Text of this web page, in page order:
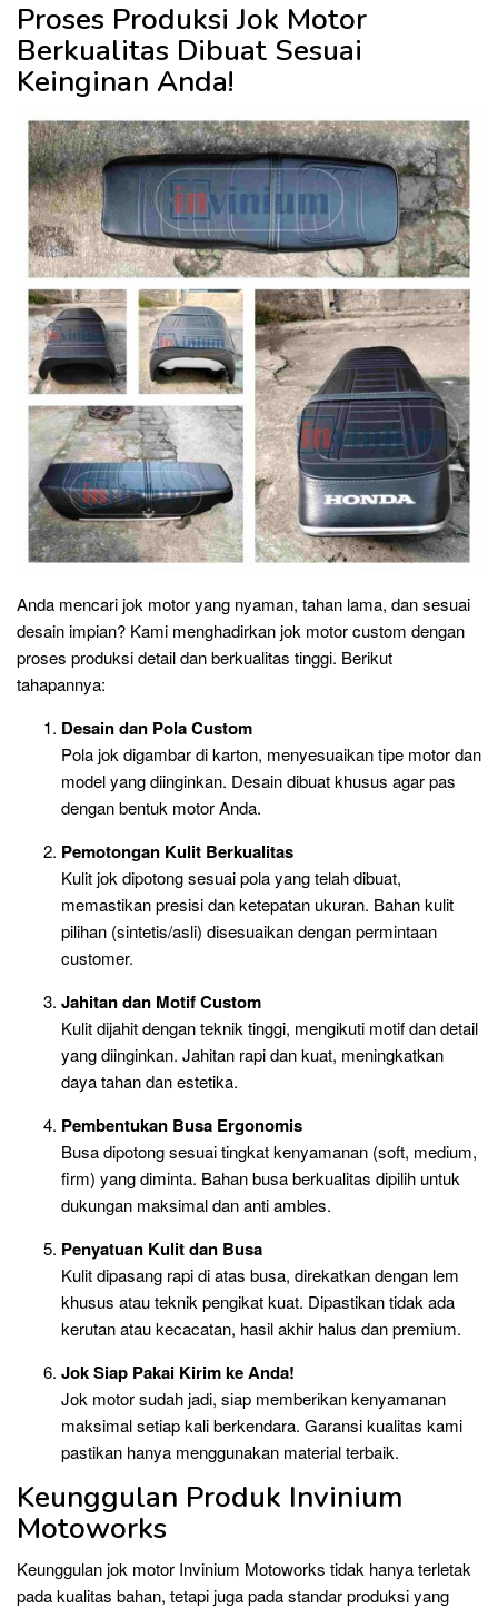
Proses Produksi Jok Motor
Berkualitas Dibuat Sesuai
Keinginan Anda!
Anda mencari jok motor yang nyaman, tahan lama, dan sesuai
desain impian? Kami menghadirkan jok motor custom dengan
proses produksi detail dan berkualitas tinggi. Berikut
tahapannya:
Desain dan Pola Custom
Pola jok digambar di karton, menyesuaikan tipe motor dan
model yang diinginkan. Desain dibuat khusus agar pas
dengan bentuk motor Anda.
Pemotongan Kulit Berkualitas
Kulit jok dipotong sesuai pola yang telah dibuat,
memastikan presisi dan ketepatan ukuran. Bahan kulit
pilihan (sintetis/asli) disesuaikan dengan permintaan
customer.
Jahitan dan Motif Custom
Kulit dijahit dengan teknik tinggi, mengikuti motif dan detail
yang diinginkan. Jahitan rapi dan kuat, meningkatkan
daya tahan dan estetika.
Pembentukan Busa Ergonomis
Busa dipotong sesuai tingkat kenyamanan (soft, medium,
firm) yang diminta. Bahan busa berkualitas dipilih untuk
dukungan maksimal dan anti ambles.
Penyatuan Kulit dan Busa
Kulit dipasang rapi di atas busa, direkatkan dengan lem
khusus atau teknik pengikat kuat. Dipastikan tidak ada
kerutan atau kecacatan, hasil akhir halus dan premium.
Jok Siap Pakai Kirim ke Anda!
Jok motor sudah jadi, siap memberikan kenyamanan
maksimal setiap kali berkendara. Garansi kualitas kami
pastikan hanya menggunakan material terbaik.
Keunggulan Produk Invinium
Motoworks
Keunggulan jok motor Invinium Motoworks tidak hanya terletak
pada kualitas bahan, tetapi juga pada standar produksi yang